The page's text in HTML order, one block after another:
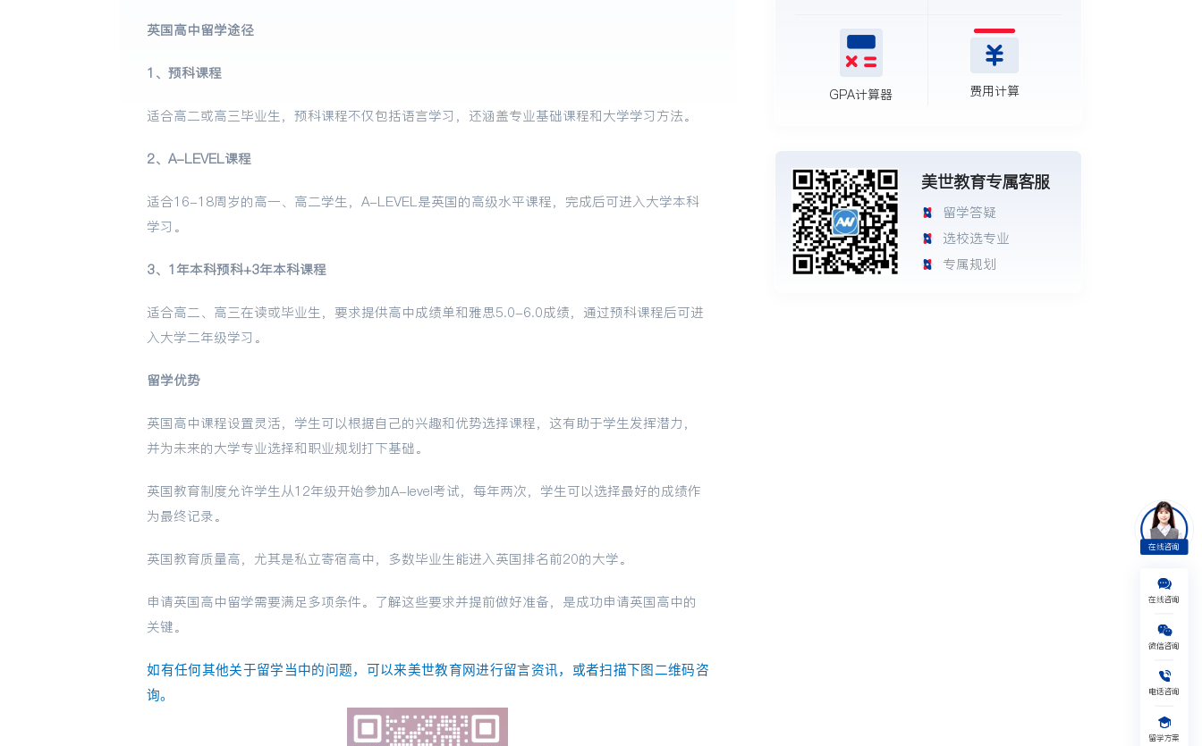
英国高中留学途径
1、预科课程
适合高二或高三毕业生，预科课程不仅包括语言学习，还涵盖专业基础课程和大学学习方法。
2、A-LEVEL课程
适合16-18周岁的高一、高二学生，A-LEVEL是英国的高级水平课程，完成后可进入大学本科
学习。
3、1年本科预科+3年本科课程
适合高二、高三在读或毕业生，要求提供高中成绩单和雅思5.0-6.0成绩，通过预科课程后可进
入大学二年级学习。
留学优势
英国高中课程设置灵活，学生可以根据自己的兴趣和优势选择课程，这有助于学生发挥潜力，
并为未来的大学专业选择和职业规划打下基础。
英国教育制度允许学生从12年级开始参加A-level考试，每年两次，学生可以选择最好的成绩作
为最终记录。
英国教育质量高，尤其是私立寄宿高中，多数毕业生能进入英国排名前20的大学。
申请英国高中留学需要满足多项条件。了解这些要求并提前做好准备，是成功申请英国高中的
关键。
如有任何其他关于留学当中的问题，可以来美世教育网进行留言资讯，或者扫描下图二维码咨
询。
GPA计算器 费用计算
美世教育专属客服
留学答疑
选校选专业
专属规划
在线咨询
在线咨询
微信咨询
电话咨询
留学方案